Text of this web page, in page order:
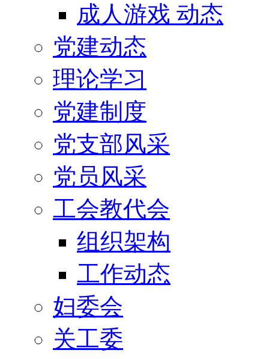
成人游戏 动态
党建动态
理论学习
党建制度
党支部风采
党员风采
工会教代会
组织架构
工作动态
妇委会
关工委